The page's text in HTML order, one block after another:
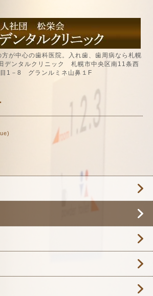
方が中心の歯科医院。入れ歯、歯周病なら札幌
デンタルクリニック 札幌市中央区南11条西
1－8 グランルミネ山鼻１F